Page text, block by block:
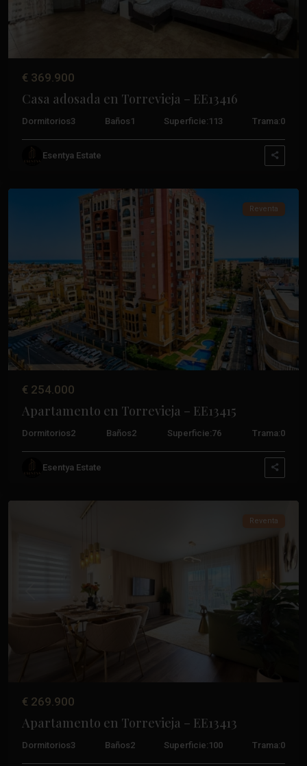
€ 369.900
Casa adosada en Torrevieja – EE13416
Dormitorios3 Baños 1 Superficie: 113 Trama:0
Esentya Estate
Frutales,
Anterior
Reventa
€ 254.000
Apartamento en Torrevieja – EE13415
Dormitorios2 Baños2 Superficie:76 Trama:0
Esentya Estate
Torrevieja,
Reventa
€ 269.900
Apartamento en Torrevieja – EE13413
Dormitorios3 Baños2 Superficie: 100 Trama:0